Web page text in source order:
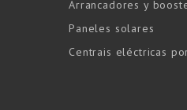
Arrancadores y
Paneles solares
Centrais eléctricas